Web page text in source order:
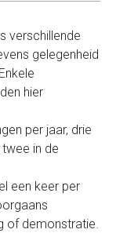
contact
verschillende
gelegenheid
hier
per jaar, drie
in de
een keer per
of demonstratie.